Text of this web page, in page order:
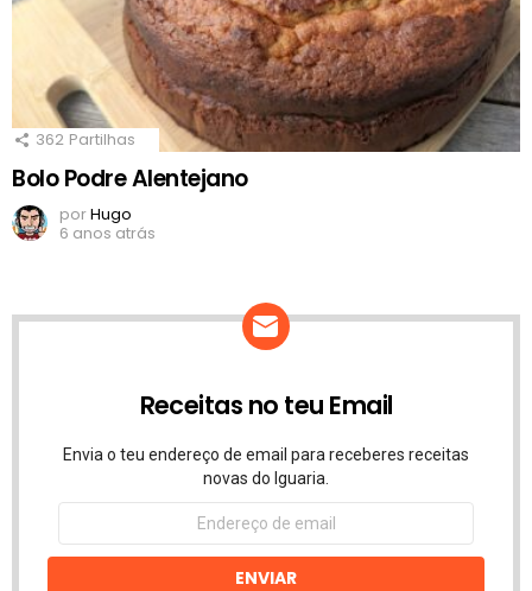
362 Partilhas
Bolo Podre Alentejano
porHugo
6 anos atrás
Receitas no teu Email
Envia o teu endereço de email para receberes receitas
novas do Iguaria.
Endereço
email
ENVIAR